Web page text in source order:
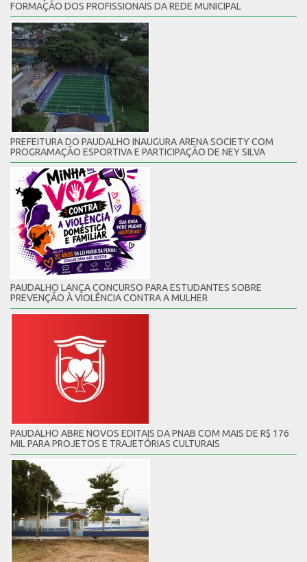
FORMAÇÃO DOS PROFISSIONAIS DA REDE MUNICIPAL
PREFEITURA DO PAUDALHO INAUGURA ARENA SOCIETY COM
PROGRAMAÇÃO ESPORTIVA E PARTICIPAÇÃO DE NEY SILVA
PAUDALHO LANÇA CONCURSO PARA ESTUDANTES SOBRE
PREVENÇÃO À VIOLÊNCIA CONTRA A MULHER
PAUDALHO ABRE NOVOS EDITAIS DA PNAB COM MAIS DE R$ 176
MIL PARA PROJETOS E TRAJETÓRIAS CULTURAIS